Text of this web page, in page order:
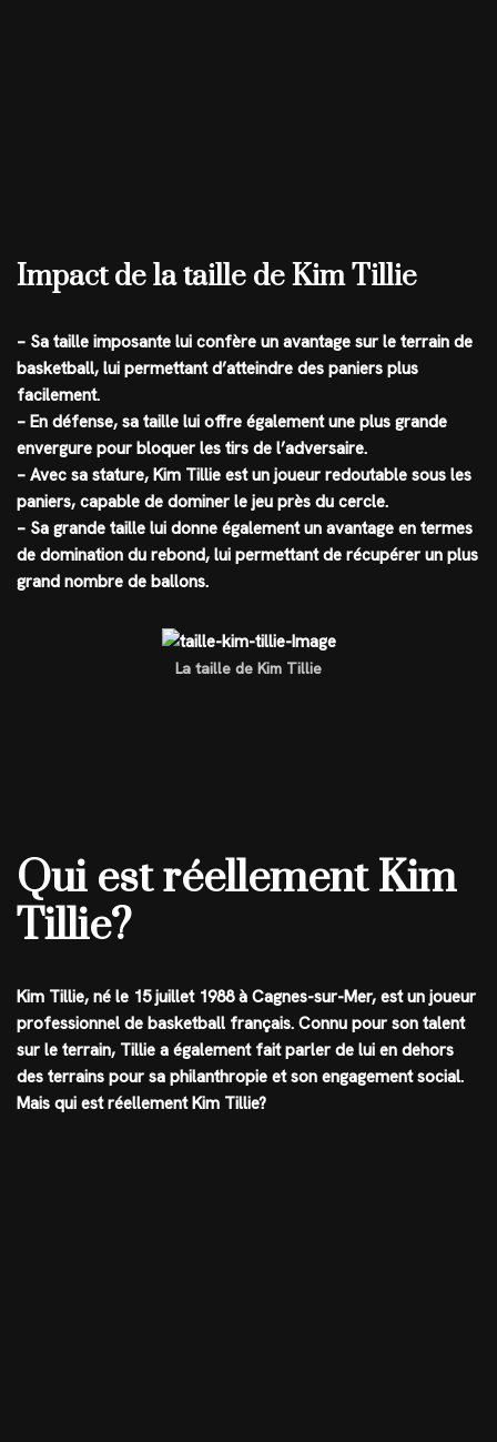
Impact de la taille de Kim Tillie
– Sa taille imposante lui confère un avantage sur le terrain de
basketball, lui permettant d’atteindre des paniers plus
facilement.
– En défense, sa taille lui offre également une plus grande
envergure pour bloquer les tirs de l’adversaire.
– Avec sa stature, Kim Tillie est un joueur redoutable sous les
paniers, capable de dominer le jeu près du cercle.
– Sa grande taille lui donne également un avantage en termes
de domination du rebond, lui permettant de récupérer un plus
grand nombre de ballons.
La taille de Kim Tillie
Qui est réellement Kim
Tillie?
Kim Tillie, né le 15 juillet 1988 à Cagnes-sur-Mer, est un joueur
professionnel de basketball français. Connu pour son talent
sur le terrain, Tillie a également fait parler de lui en dehors
des terrains pour sa philanthropie et son engagement social.
Mais qui est réellement Kim Tillie?